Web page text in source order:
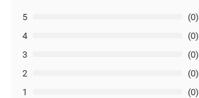
1 (0)
2 (0)
3 (0)
4 (0)
5 (0)